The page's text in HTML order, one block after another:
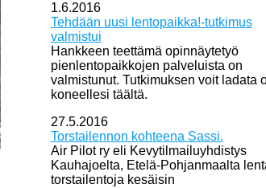
1.6.2016
Tehdään uusi lentopaikka!-tutkimus
valmistui
Hankkeen teettämä opinnäytetyö
pienlentopaikkojen palveluista on
valmistunut. Tutkimuksen voit ladata
koneellesi täältä.
27.5.2016
Torstailennon kohteena Sassi.
Air Pilot ry eli Kevytilmailuyhdistys
Kauhajoelta, Etelä-Pohjanmaalta
torstailentoja kesäisin